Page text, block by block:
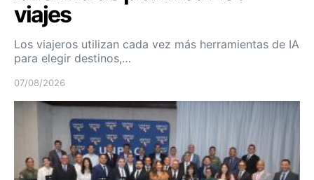
viajes
Los viajeros utilizan cada vez más herramientas de IA
para elegir destinos,…
07/08/2026